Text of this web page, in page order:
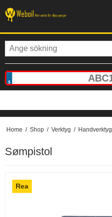
Home / Shop / Verktyg / Handverktyg
Sømpistol
Rea